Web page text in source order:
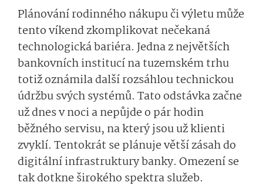
Plánování rodinného nákupu či výletu může
tento víkend zkomplikovat nečekaná
technologická bariéra. Jedna z největších
bankovních institucí na tuzemském trhu
totiž oznámila další rozsáhlou technickou
údržbu svých systémů. Tato odstávka začne
už dnes v noci a nepůjde o pár hodin
běžného servisu, na který jsou už klienti
zvyklí. Tentokrát se plánuje větší zásah do
digitální infrastruktury banky. Omezení se
tak dotkne širokého spektra služeb.